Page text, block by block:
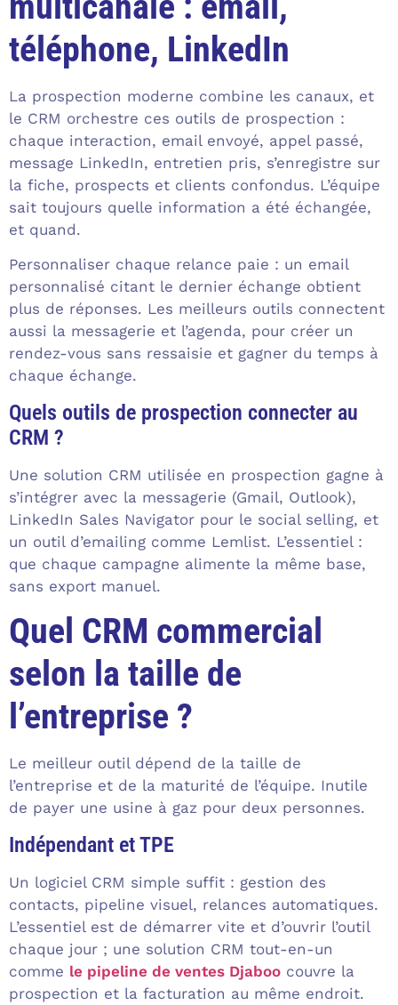
téléphone, LinkedIn
La prospection moderne combine les canaux, et
le CRM orchestre ces outils de prospection :
chaque interaction, email envoyé, appel passé,
message LinkedIn, entretien pris, s’enregistre sur
la fiche, prospects et clients confondus. L’équipe
sait toujours quelle information a été échangée,
et quand.
Personnaliser chaque relance paie : un email
personnalisé citant le dernier échange obtient
plus de réponses. Les meilleurs outils connectent
aussi la messagerie et l’agenda, pour créer un
rendez-vous sans ressaisie et gagner du temps à
chaque échange.
Quels outils de prospection connecter au
CRM ?
Une solution CRM utilisée en prospection gagne à
s’intégrer avec la messagerie (Gmail, Outlook),
LinkedIn Sales Navigator pour le social selling, et
un outil d’emailing comme Lemlist. L’essentiel :
que chaque campagne alimente la même base,
sans export manuel.
Quel CRM commercial
selon la taille de
l’entreprise ?
Le meilleur outil dépend de la taille de
l’entreprise et de la maturité de l’équipe. Inutile
de payer une usine à gaz pour deux personnes.
Indépendant et TPE
Un logiciel CRM simple suffit : gestion des
contacts, pipeline visuel, relances automatiques.
L’essentiel est de démarrer vite et d’ouvrir l’outil
chaque jour ; une solution CRM tout-en-un
comme le pipeline de ventes Djaboo couvre la
prospection et la facturation au même endroit.